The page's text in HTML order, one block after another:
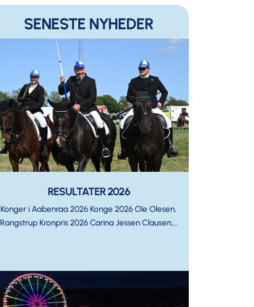
SENESTE NYHEDER
RESULTATER 2026
Konger i Aabenraa 2026 Konge 2026 Ole Olesen,
Rangstrup Kronpris 2026 Carina Jessen Clausen,...